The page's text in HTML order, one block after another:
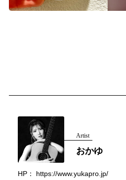
Artist
おかゆ
HP： https://www.yukapro.jp/